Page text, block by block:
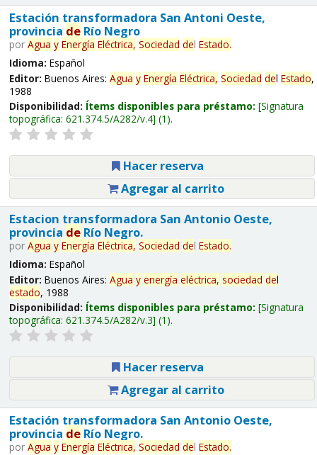
Estación transformadora San Antoni Oeste,
provincia deRío Negro
por Agua y Energía Eléctrica, Sociedad del Estado.
Idioma: Español
Editor: Buenos Aires: Agua y Energía Eléctrica, Sociedad del Estado,
1988
Disponibilidad: Ítems disponibles para préstamo: Signatura
topográfica: 621.374.5/A282/v.4 (1).
Hacer reserva
Agregar al carrito
Estacion transformadora San Antonio Oeste,
provincia deRío Negro.
por Agua y Energía Eléctrica, Sociedad del Estado.
Idioma: Español
Editor: Buenos Aires: Agua y energía eléctrica, sociedad del
estado, 1988
Disponibilidad: Ítems disponibles para préstamo: Signatura
topográfica: 621.374.5/A282/v.3 (1).
Hacer reserva
Agregar al carrito
Estación transformadora San Antonio Oeste,
provincia deRío Negro.
por Agua y Energía Eléctrica, Sociedad del Estado.